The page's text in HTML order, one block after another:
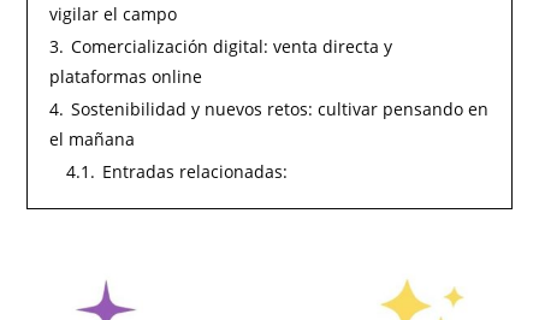
vigilar el campo
3. Comercialización digital: venta directa y
plataformas online
4. Sostenibilidad y nuevos retos: cultivar pensando en
el mañana
4.1. Entradas relacionadas: